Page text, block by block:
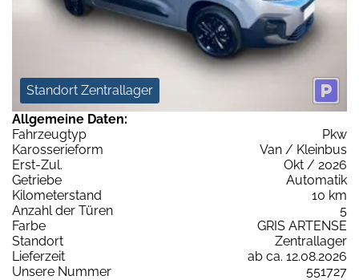
Standort Zentrallager
Allgemeine Daten:
Fahrzeugtyp
Pkw
Karosserieform
Van / Kleinbus
Erst-Zul.
Okt / 2026
Getriebe
Automatik
Kilometerstand
10 km
Anzahl der Türen
5
Farbe
GRIS ARTENSE
Standort
Zentrallager
Lieferzeit
ab ca. 12.08.2026
Unsere Nummer
551727